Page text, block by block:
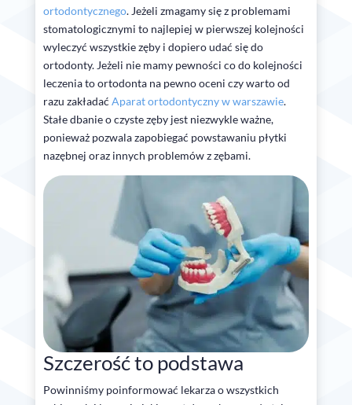
ortodontycznego. Jeżeli zmagamy się z problemami
stomatologicznymi to najlepiej w pierwszej kolejności
wyleczyć wszystkie zęby i dopiero udać się do
ortodonty. Jeżeli nie mamy pewności co do kolejności
leczenia to ortodonta na pewno oceni czy warto od
razu zakładać Aparat ortodontyczny w warszawie.
Stałe dbanie o czyste zęby jest niezwykle ważne,
ponieważ pozwala zapobiegać powstawaniu płytki
nazębnej oraz innych problemów z zębami.
Szczerość to podstawa
Powinniśmy poinformować lekarza o wszystkich